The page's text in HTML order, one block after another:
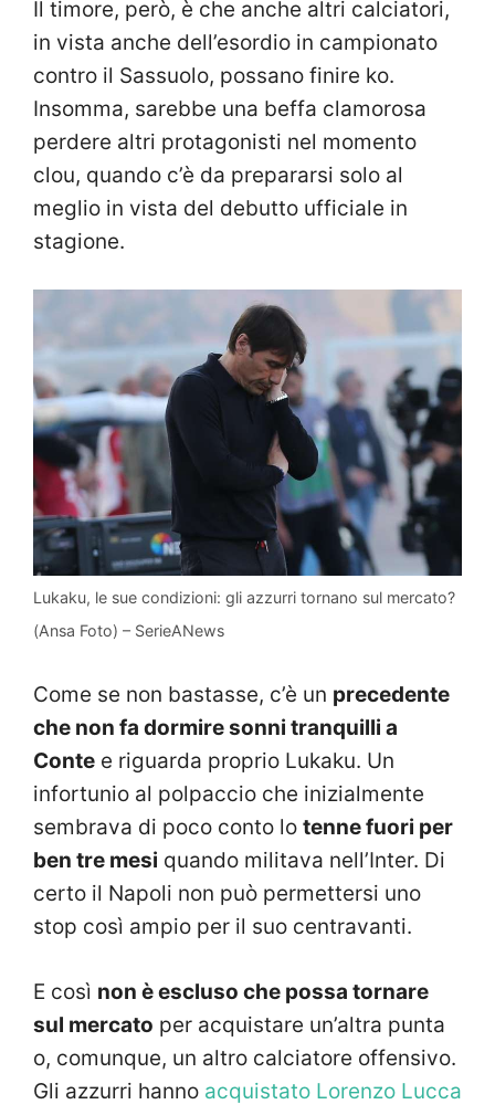
Il timore, però, è che anche altri calciatori,
in vista anche dell’esordio in campionato
contro il Sassuolo, possano finire ko.
Insomma, sarebbe una beffa clamorosa
perdere altri protagonisti nel momento
clou, quando c’è da prepararsi solo al
meglio in vista del debutto ufficiale in
stagione.
Lukaku, le sue condizioni: gli azzurri tornano sul mercato?
(Ansa Foto) – SerieANews
Come se non bastasse, c’è un precedente
che non fa dormire sonni tranquilli a
Conte e riguarda proprio Lukaku. Un
infortunio al polpaccio che inizialmente
sembrava di poco conto lo tenne fuori per
ben tre mesi quando militava nell’Inter. Di
certo il Napoli non può permettersi uno
stop così ampio per il suo centravanti.
E così non è escluso che possa tornare
sul mercato per acquistare un’altra punta
o, comunque, un altro calciatore offensivo.
Gli azzurri hanno acquistato Lorenzo Lucca